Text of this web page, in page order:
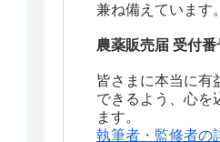
兼ね備えています。
農薬販売届 受付
皆さまに本当に有
できるよう、心を
ます。
執筆者・監修者の